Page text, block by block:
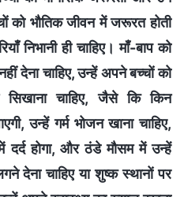
को भौतिक जीवन में जरूरत होती
निभानी ही चाहिए। माँ-बाप को
देना चाहिए, उन्हें अपने बच्चों को
सिखाना चाहिए, जैसे कि किन
उन्हें गर्म भोजन खाना चाहिए,
होगा, और ठंडे मौसम में उन्हें
देना चाहिए या शुष्क स्थानों पर